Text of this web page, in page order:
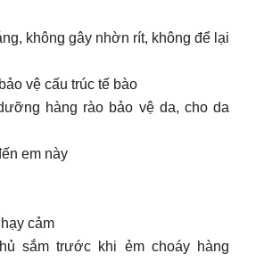
không gây nhờn rít, không để lại
vệ cấu trúc tế bào
hàng rào bảo vệ da, cho da
em này
cảm
sắm trước khi ẻm choáy hàng